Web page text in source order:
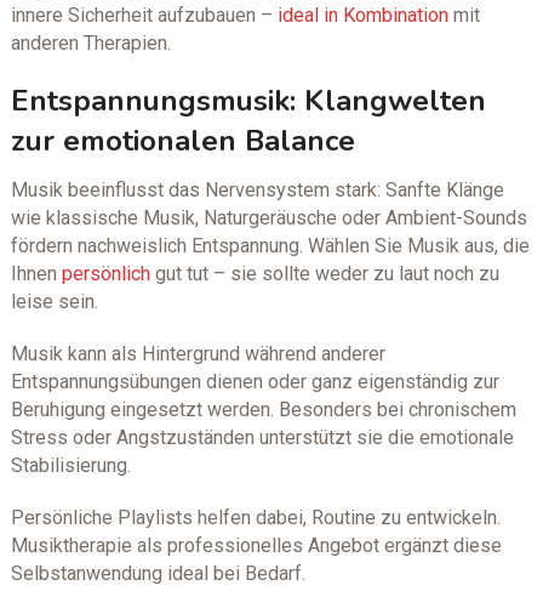
innere Sicherheit aufzubauen – ideal in Kombinationmit
anderen Therapien.
Entspannungsmusik: Klangwelten
zur emotionalen Balance
Musik beeinflusst das Nervensystem stark: Sanfte Klänge
wie klassische Musik, Naturgeräusche oder Ambient-Sounds
fördern nachweislich Entspannung. Wählen Sie Musik aus, die
Ihnen persönlichgut tut – sie sollte weder zu laut noch zu
leise sein.
Musik kann als Hintergrund während anderer
Entspannungsübungen dienen oder ganz eigenständig zur
Beruhigung eingesetzt werden. Besonders bei chronischem
Stress oder Angstzuständen unterstützt sie die emotionale
Stabilisierung.
Persönliche Playlists helfen dabei, Routine zu entwickeln.
Musiktherapie als professionelles Angebot ergänzt diese
Selbstanwendung ideal bei Bedarf.